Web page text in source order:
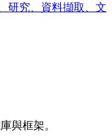
研究、資料擷取、文
與框架。